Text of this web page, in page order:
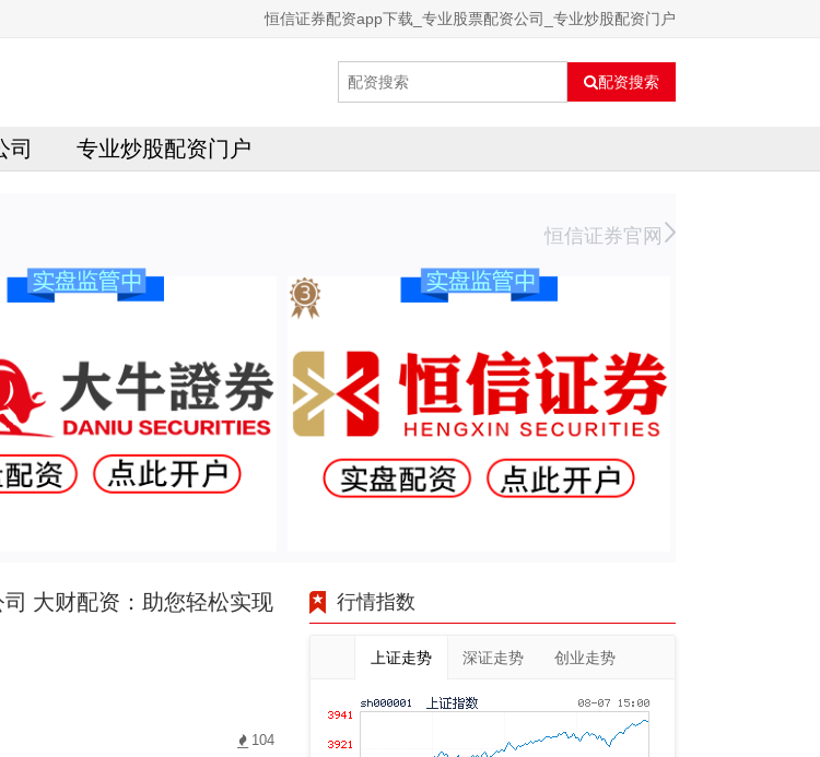
恒信证券配资app下载_专业股票配资公司_专业炒股配资门户
配资搜索
司 专业炒股配资门户
恒信证券官网
大财配资：助您轻松实现
104
行情指数
上证走势 深证走势 创业走势